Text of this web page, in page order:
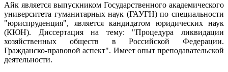
Айк является выпускником Государственного академического
университета гуманитарных наук (ГАУГН) по специальности
"юриспруденция", является кандидатом юридических наук
(КЮН). Диссертация на тему: "Процедура ликвидации
хозяйственных обществ в Российской Федерации.
Гражданско-правовой аспект". Имеет опыт преподавательской
деятельности.